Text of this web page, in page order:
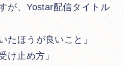
が、Yostar配信タイトル
たほうが良いこと」
け止め方」